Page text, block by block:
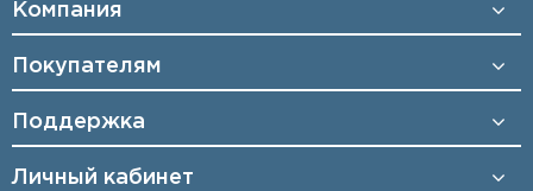
Компания
Покупателям
Поддержка
Личный кабинет